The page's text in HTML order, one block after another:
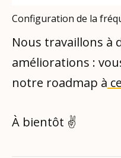
Configuration de la
Nous travaillons à
améliorations :
notre roadmap à
À bientôt ✌